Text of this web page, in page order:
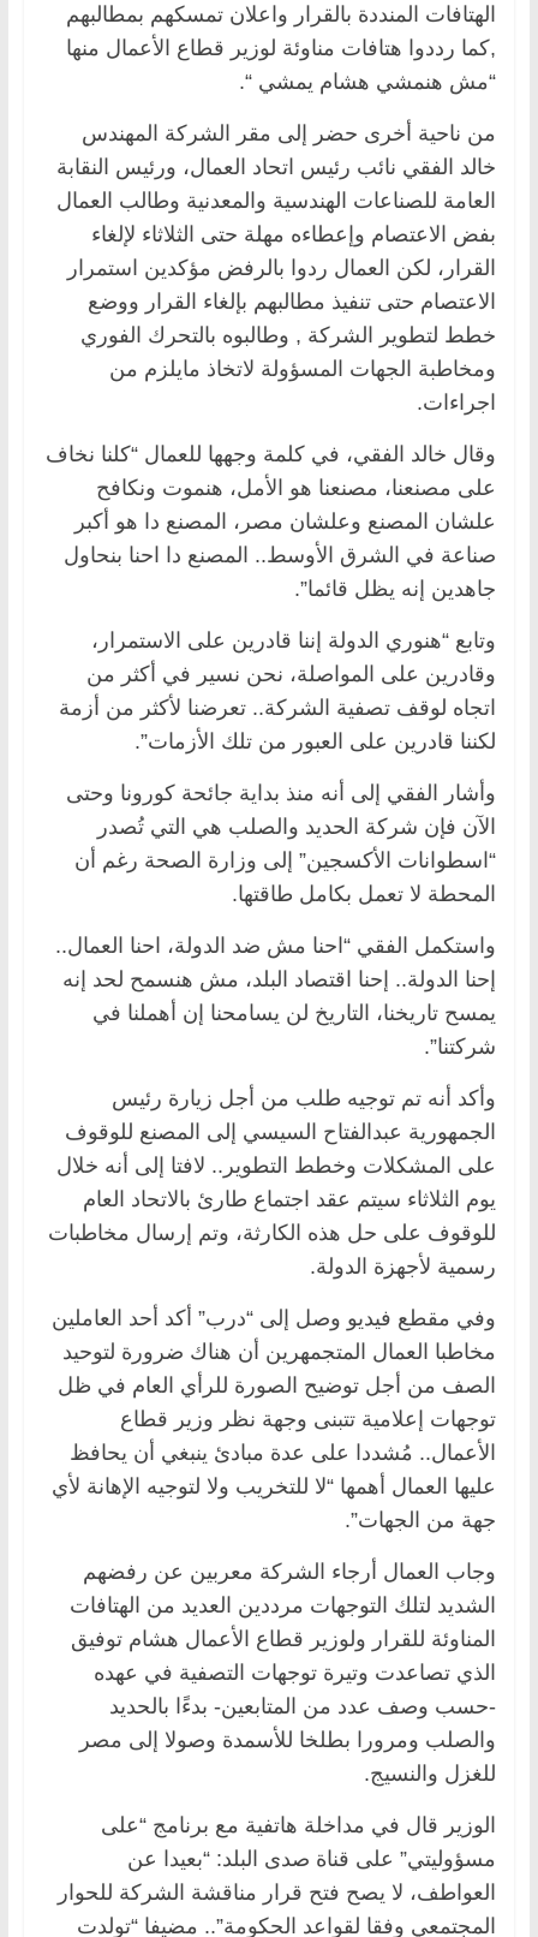
الهتافات المنددة بالقرار واعلان تمسكهم بمطالبهم
,كما رددوا هتافات مناوئة لوزير قطاع الأعمال منها
“مش هنمشي هشام يمشي “.
من ناحية أخرى حضر إلى مقر الشركة المهندس
خالد الفقي نائب رئيس اتحاد العمال، ورئيس النقابة
العامة للصناعات الهندسية والمعدنية وطالب العمال
بفض الاعتصام وإعطاءه مهلة حتى الثلاثاء لإلغاء
القرار، لكن العمال ردوا بالرفض مؤكدين استمرار
الاعتصام حتى تنفيذ مطالبهم بإلغاء القرار ووضع
خطط لتطوير الشركة , وطالبوه بالتحرك الفوري
ومخاطبة الجهات المسؤولة لاتخاذ مايلزم من
اجراءات.
وقال خالد الفقي، في كلمة وجهها للعمال “كلنا نخاف
على مصنعنا، مصنعنا هو الأمل، هنموت ونكافح
علشان المصنع وعلشان مصر، المصنع دا هو أكبر
صناعة في الشرق الأوسط.. المصنع دا احنا بنحاول
جاهدين إنه يظل قائما”.
وتابع “هنوري الدولة إننا قادرين على الاستمرار،
وقادرين على المواصلة، نحن نسير في أكثر من
اتجاه لوقف تصفية الشركة.. تعرضنا لأكثر من أزمة
لكننا قادرين على العبور من تلك الأزمات”.
وأشار الفقي إلى أنه منذ بداية جائحة كورونا وحتى
الآن فإن شركة الحديد والصلب هي التي تُصدر
“اسطوانات الأكسجين” إلى وزارة الصحة رغم أن
المحطة لا تعمل بكامل طاقتها.
واستكمل الفقي “احنا مش ضد الدولة، احنا العمال..
إحنا الدولة.. إحنا اقتصاد البلد، مش هنسمح لحد إنه
يمسح تاريخنا، التاريخ لن يسامحنا إن أهملنا في
شركتنا”.
وأكد أنه تم توجيه طلب من أجل زيارة رئيس
الجمهورية عبدالفتاح السيسي إلى المصنع للوقوف
على المشكلات وخطط التطوير.. لافتا إلى أنه خلال
يوم الثلاثاء سيتم عقد اجتماع طارئ بالاتحاد العام
للوقوف على حل هذه الكارثة، وتم إرسال مخاطبات
رسمية لأجهزة الدولة.
وفي مقطع فيديو وصل إلى “درب” أكد أحد العاملين
مخاطبا العمال المتجمهرين أن هناك ضرورة لتوحيد
الصف من أجل توضيح الصورة للرأي العام في ظل
توجهات إعلامية تتبنى وجهة نظر وزير قطاع
الأعمال.. مُشددا على عدة مبادئ ينبغي أن يحافظ
عليها العمال أهمها “لا للتخريب ولا لتوجيه الإهانة لأي
جهة من الجهات”.
وجاب العمال أرجاء الشركة معربين عن رفضهم
الشديد لتلك التوجهات مرددين العديد من الهتافات
المناوئة للقرار ولوزير قطاع الأعمال هشام توفيق
الذي تصاعدت وتيرة توجهات التصفية في عهده
-حسب وصف عدد من المتابعين- بدءًا بالحديد
والصلب ومرورا بطلخا للأسمدة وصولا إلى مصر
للغزل والنسيج.
الوزير قال في مداخلة هاتفية مع برنامج “على
مسؤوليتي” على قناة صدى البلد: “بعيدا عن
العواطف، لا يصح فتح قرار مناقشة الشركة للحوار
المجتمعي وفقا لقواعد الحكومة”.. مضيفا “تولدت